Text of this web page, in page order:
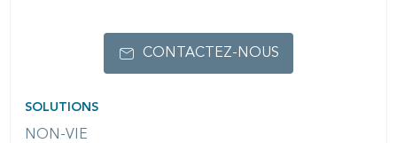
SOLUTIONS
NON-VIE
CONTACTEZ-NOUS